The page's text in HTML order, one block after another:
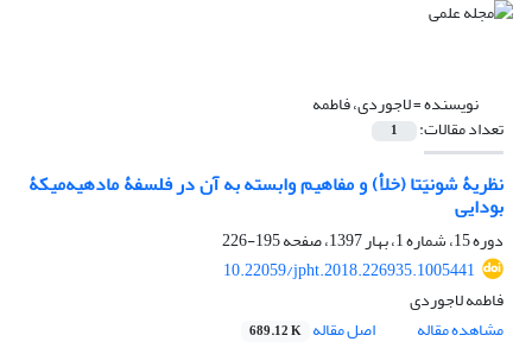
نویسنده =لاجوردی، فاطمه
تعداد مقالات: 1
نظریۀ شونیَتا (خلأ) و مفاهیم وابسته به آن در فلسفۀ مادهیه‌میکۀ
بودایی
دوره 15، شماره 1، بهار 1397، صفحه
195-226
10.22059/jpht.2018.226935.1005441
فاطمه لاجوردی
مشاهده مقاله
اصل مقاله 689.12 K